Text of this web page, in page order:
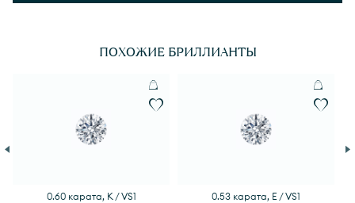
ПОХОЖИЕ БРИЛЛИАНТЫ
0.60 карата, K / VS1
0.53 карата, E / VS1